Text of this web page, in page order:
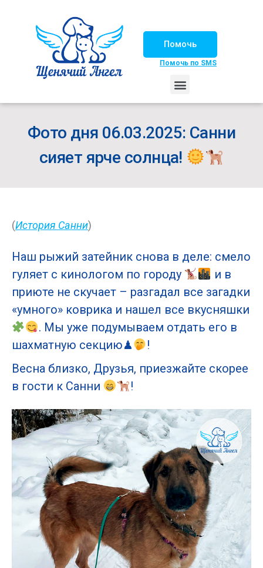
Помочь
Помочь по SMS
Фото дня 06.03.2025: Санни
сияет ярче солнца!
(История Санни)
Наш рыжий затейник снова в деле: смело
гуляет с кинологом по городу
и в
приюте не скучает – разгадал все загадки
«умного» коврика и нашел все вкусняшки
. Мы уже подумываем отдать его в
шахматную секцию♟
!
Весна близко, Друзья, приезжайте скорее
в гости к Санни
!